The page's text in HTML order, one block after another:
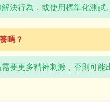
決行為，或使用標準化測試
嗎？
要更多精神刺激，否則可能